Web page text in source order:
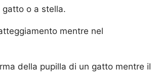
o a stella.
mentre nel
della pupilla di un gatto mentre il